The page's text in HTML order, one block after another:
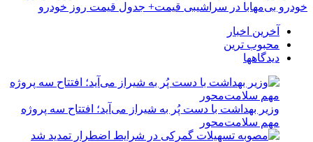
خودرو بی‌مهابا در سراشیبی قیمت+ جدول قیمت روز خودرو
آخرین اخبار
محبوب ترین
دیدگاهها
وزیر بهداشت با دست پُر به شیراز می‌آید؛ افتتاح سه پروژه
مهم سلامت‌محور